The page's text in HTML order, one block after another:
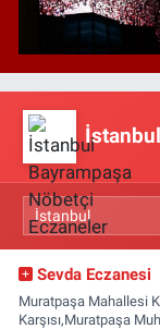
Sevda Eczanesi
Muratpaşa Mahallesi
Karşısı,Muratpaşa